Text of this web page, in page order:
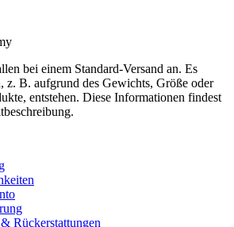
bei einem Standard-Versand an. Es
z. B. aufgrund des Gewichts, Größe oder
entstehen. Diese Informationen findest
Rückerstattungen